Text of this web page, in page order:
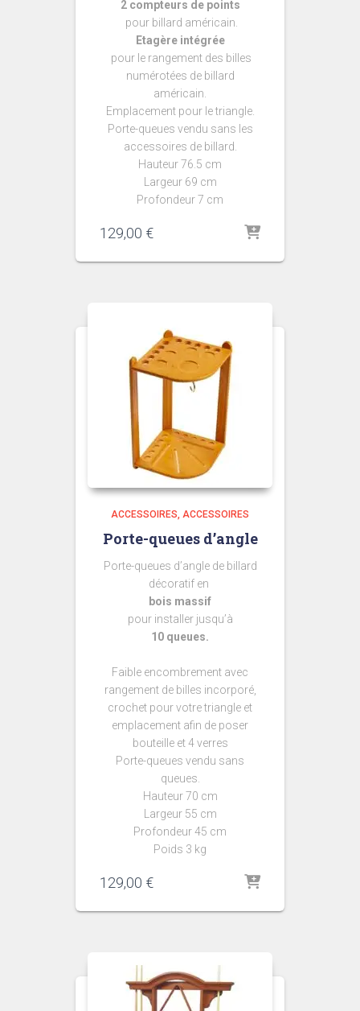
2 compteurs de points
pour billard américain.
Etagère intégrée
pour le rangement des billes
numérotées de billard
américain.
Emplacement pour le triangle.
Porte-queues vendu sans les
accessoires de billard.
Hauteur 76.5 cm
Largeur 69 cm
Profondeur 7 cm
129,00 €
ACCESSOIRES ACCESSOIRES
Porte-queues d’angle
Porte-queues d’angle de billard
décoratif en
bois massif
pour installer jusqu’à
10 queues.
Faible encombrement avec
rangement de billes incorporé,
crochet pour votre triangle et
emplacement afin de poser
bouteille et 4 verres
Porte-queues vendu sans
queues.
Hauteur 70 cm
Largeur 55 cm
Profondeur 45 cm
Poids 3 kg
129,00 €